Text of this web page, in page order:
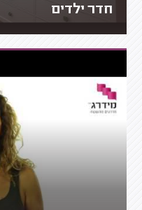
חדר ילדים